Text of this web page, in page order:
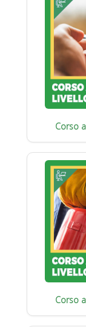
Corso
Corso